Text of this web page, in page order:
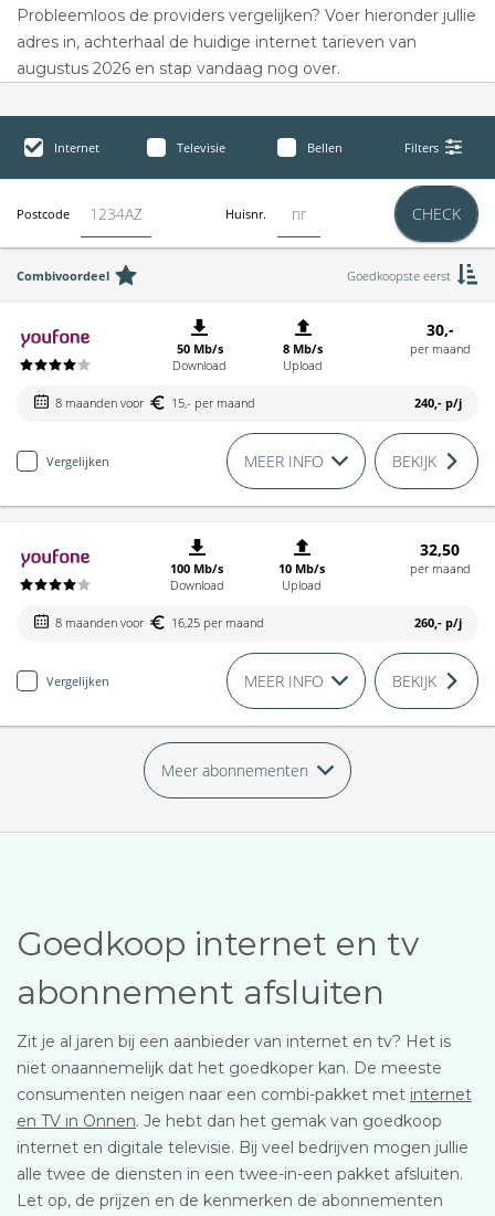
Probleemloos de providers vergelijken? Voer hieronder jullie
adres in, achterhaal de huidige internet tarieven van
augustus 2026 en stap vandaag nog over.
Internet Televisie Bellen Filters
Postcode Huisnr. CHECK
Combivoordeel Goedkoopste eerst
50 Mb/s
Download
8 Mb/s
Upload
30,-
per maand
8 maanden voor 15,- per maand 240,- p/j
Vergelijken MEER INFO BEKIJK
100 Mb/s
Download
10 Mb/s
Upload
32,50
per maand
8 maanden voor 16,25 per maand 260,- p/j
Vergelijken MEER INFO BEKIJK
Meer abonnementen
Goedkoop internet en tv
abonnement afsluiten
Zit je al jaren bij een aanbieder van internet en tv? Het is
niet onaannemelijk dat het goedkoper kan. De meeste
consumenten neigen naar een combi-pakket met internet
en TV in Onnen. Je hebt dan het gemak van goedkoop
internet en digitale televisie. Bij veel bedrijven mogen jullie
alle twee de diensten in een twee-in-een pakket afsluiten.
Let op, de prijzen en de kenmerken de abonnementen